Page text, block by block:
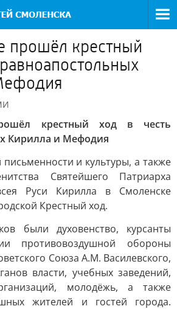
прошёл крестный
крестный ход в честь
Кирилла и Мефодия
и культуры, а также
Святейшего Патриарха
Руси Кирилла в Смоленске
Крестный ход.
были духовенство, курсанты
противовоздушной обороны
Союза А.М. Василевского,
власти, учебных заведений,
молодёжь, а также
жителей и гостей города.